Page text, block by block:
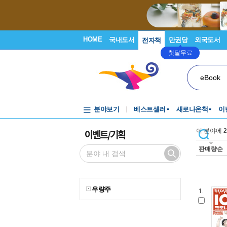
HOME 국내도서 전자책 만권당
첫달무료
외국도서
eBook
분야보기 베스트셀러 새로나온책 이
이벤트/기획
우량주
이 분야에 2
판매량순
1.